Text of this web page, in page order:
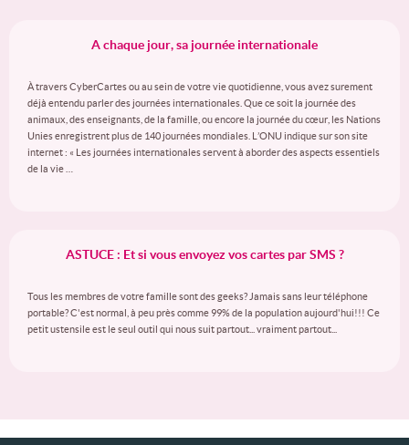
A chaque jour, sa journée internationale
À travers CyberCartes ou au sein de votre vie quotidienne, vous avez surement
déjà entendu parler des journées internationales. Que ce soit la journée des
animaux, des enseignants, de la famille, ou encore la journée du cœur, les Nations
Unies enregistrent plus de 140 journées mondiales. L’ONU indique sur son site
internet : « Les journées internationales servent à aborder des aspects essentiels
de la vie …
ASTUCE : Et si vous envoyez vos cartes par SMS ?
Tous les membres de votre famille sont des geeks? Jamais sans leur téléphone
portable? C'est normal, à peu près comme 99% de la population aujourd'hui!!! Ce
petit ustensile est le seul outil qui nous suit partout... vraiment partout...